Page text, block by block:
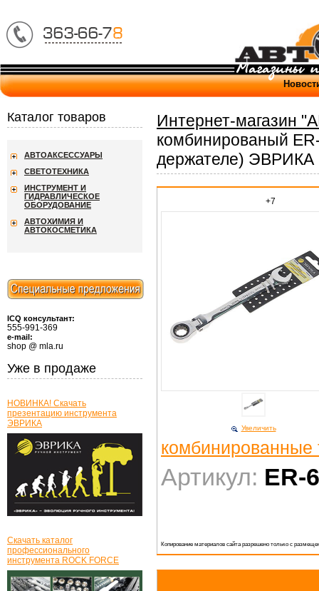
Интернет-магазин
комбинированый
держателе) ЭВРИКА
+7
Увеличить
комбинированные
Артикул: ER-
Копирование материалов сайта разрешено только с
Каталог товаров
АВТОАКСЕССУАРЫ
СВЕТОТЕХНИКА
ИНСТРУМЕНТ И
ГИДРАВЛИЧЕСКОЕ
ОБОРУДОВАНИЕ
АВТОХИМИЯ И
АВТОКОСМЕТИКА
ICQ консультант:
555-991-369
e-mail:
shop @ mla.ru
Уже в продаже
НОВИНКА! Скачать
презентацию инструмента
ЭВРИКА
Скачать каталог
профессионального
инструмента ROCK FORCE